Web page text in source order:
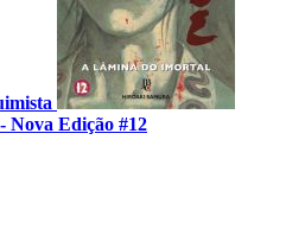
Nova Edição #12